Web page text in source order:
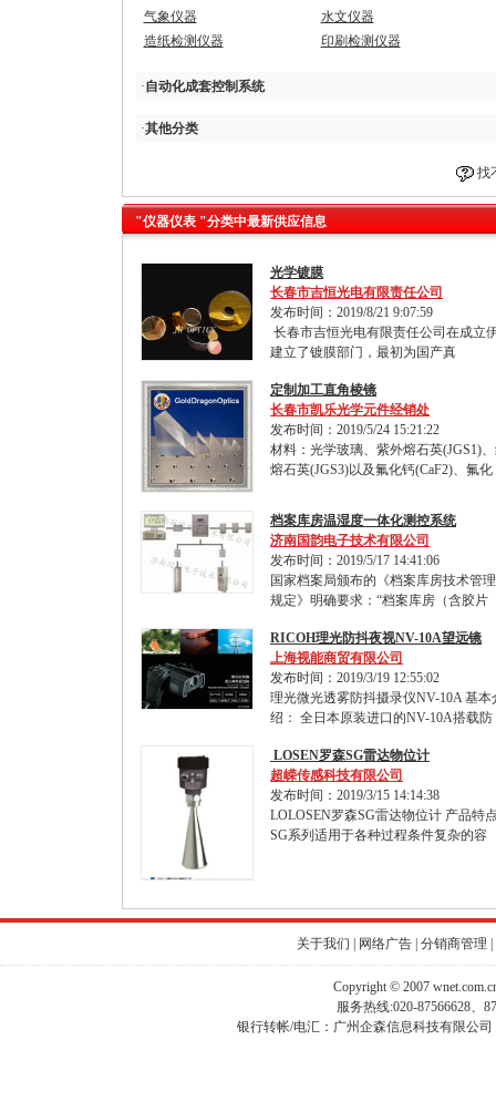
气象仪器
水文仪器
造纸检测仪器
印刷检测仪器
·自动化成套控制系统
·其他分类
找
"仪器仪表 "分类中最新供应信息
光学镀膜
长春市吉恒光电有限责任公司
发布时间：2019/8/21 9:07:59
长春市吉恒光电有限责任公司在成立
建立了镀膜部门，最初为国产真
定制加工直角棱镜
长春市凯乐光学元件经销处
发布时间：2019/5/24 15:21:22
材料：光学玻璃、紫外熔石英(JGS1)
熔石英(JGS3)以及氟化钙(CaF2)、氟化
档案库房温湿度一体化测控系统
济南国韵电子技术有限公司
发布时间：2019/5/17 14:41:06
国家档案局颁布的《档案库房技术管
规定》明确要求：“档案库房（含胶片
RICOH理光防抖夜视NV-10A望远镜
上海视能商贸有限公司
发布时间：2019/3/19 12:55:02
理光微光透雾防抖摄录仪NV-10A 基本
绍： 全日本原装进口的NV-10A搭载防
LOSEN罗森SG雷达物位计
超嵘传感科技有限公司
发布时间：2019/3/15 14:14:38
LOLOSEN罗森SG雷达物位计 产品特
SG系列适用于各种过程条件复杂的容
关于我们 网络广告 分销商管理
Copyright © 2007
服务热线:020-87566628、
银行转帐/电汇：广州企森信息科技有限公